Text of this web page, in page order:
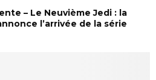
– Le Neuvième Jedi : la
l’arrivée de la série